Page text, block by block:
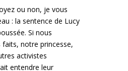
ou non, je vous
: la sentence de Lucy
Si nous
faits, notre princesse,
activistes
entendre leur